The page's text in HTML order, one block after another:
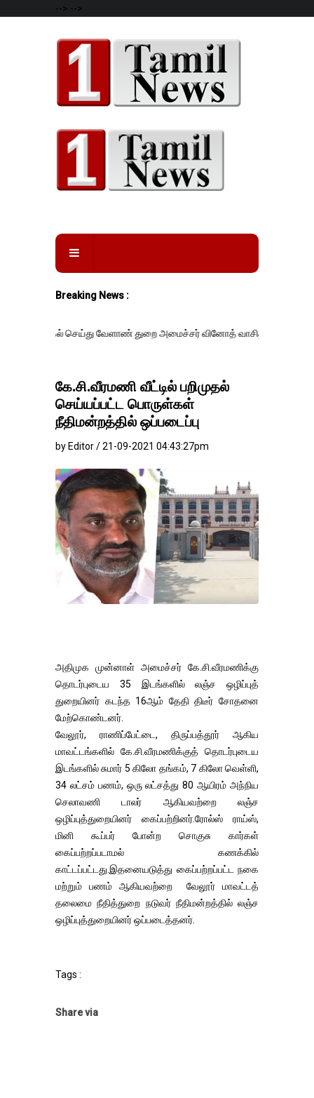
--> -->
Breaking News :
செய்து வேளாண் துறை அமைச்சர் வினோத் வாசித்து வருகிறார். �.
கே.சி.வீரமணி வீட்டில் பறிமுதல்
செய்யப்பட்ட பொருள்கள்
நீதிமன்றத்தில் ஒப்படைப்பு
by Editor / 21-09-2021 04:43:27pm
அதிமுக முன்னாள் அமைச்சர் கே.சி.வீரமணிக்கு
தொடர்புடைய 35 இடங்களில் லஞ்ச ஒழிப்புத்
துறையினர் கடந்த 16ஆம் தேதி திடீர் சோதனை
மேற்கொண்டனர்.
வேலூர், ராணிப்பேட்டை, திருப்பத்தூர் ஆகிய
மாவட்டங்களில் கே.சி.வீரமணிக்குத் தொடர்புடைய
இடங்களில் சுமார் 5 கிலோ தங்கம், 7 கிலோ வெள்ளி,
34 லட்சம் பணம், ஒரு லட்சத்து 80 ஆயிரம் அந்நிய
செலாவணி டாலர் ஆகியவற்றை லஞ்ச
ஒழிப்புத்துறையினர் கைப்பற்றினர்.ரோல்ஸ் ராய்ஸ்,
மினி கூப்பர் போன்ற சொகுசு கார்கள்
கைப்பற்றப்படாமல் கணக்கில்
காட்டப்பட்டது.இதனையடுத்து கைப்பற்றப்பட்ட நகை
மற்றும் பணம் ஆகியவற்றை வேலூர் மாவட்டத்
தலைமை நீதித்துறை நடுவர் நீதிமன்றத்தில் லஞ்ச
ஒழிப்புத்துறையினர் ஒப்படைத்தனர்.
Tags :
Share via